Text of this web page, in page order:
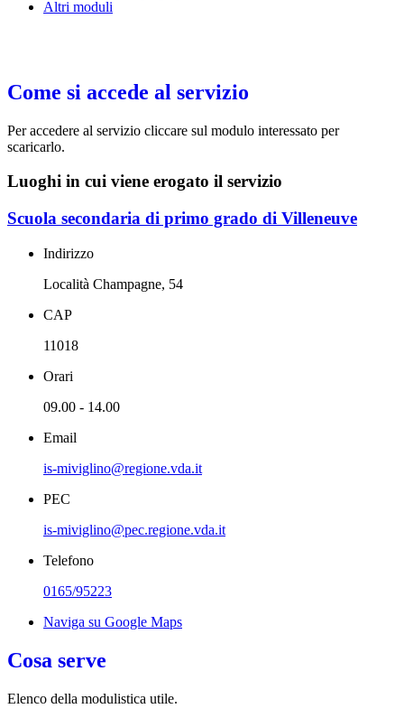
Altri moduli
Come si accede al servizio
Per accedere al servizio cliccare sul modulo interessato per
scaricarlo.
Luoghi in cui viene erogato il servizio
Scuola secondaria di primo grado di Villeneuve
Indirizzo
Località Champagne, 54
CAP
11018
Orari
09.00 - 14.00
Email
is-miviglino@regione.vda.it
PEC
is-miviglino@pec.regione.vda.it
Telefono
0165/95223
Naviga su Google Maps
Cosa serve
Elenco della modulistica utile.